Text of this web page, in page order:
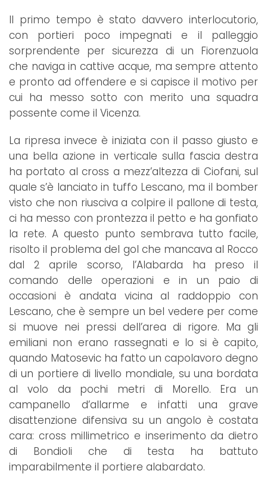
Il primo tempo è stato davvero interlocutorio,
con portieri poco impegnati e il palleggio
sorprendente per sicurezza di un Fiorenzuola
che naviga in cattive acque, ma sempre attento
e pronto ad offendere e si capisce il motivo per
cui ha messo sotto con merito una squadra
possente come il Vicenza.
La ripresa invece è iniziata con il passo giusto e
una bella azione in verticale sulla fascia destra
ha portato al cross a mezz’altezza di Ciofani, sul
quale s’è lanciato in tuffo Lescano, ma il bomber
visto che non riusciva a colpire il pallone di testa,
ci ha messo con prontezza il petto e ha gonfiato
la rete. A questo punto sembrava tutto facile,
risolto il problema del gol che mancava al Rocco
dal 2 aprile scorso, l’Alabarda ha preso il
comando delle operazioni e in un paio di
occasioni è andata vicina al raddoppio con
Lescano, che è sempre un bel vedere per come
si muove nei pressi dell’area di rigore. Ma gli
emiliani non erano rassegnati e lo si è capito,
quando Matosevic ha fatto un capolavoro degno
di un portiere di livello mondiale, su una bordata
al volo da pochi metri di Morello. Era un
campanello d’allarme e infatti una grave
disattenzione difensiva su un angolo è costata
cara: cross millimetrico e inserimento da dietro
di Bondioli che di testa ha battuto
imparabilmente il portiere alabardato.